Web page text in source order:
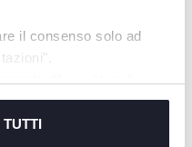
il consenso solo ad
fruire del servizio